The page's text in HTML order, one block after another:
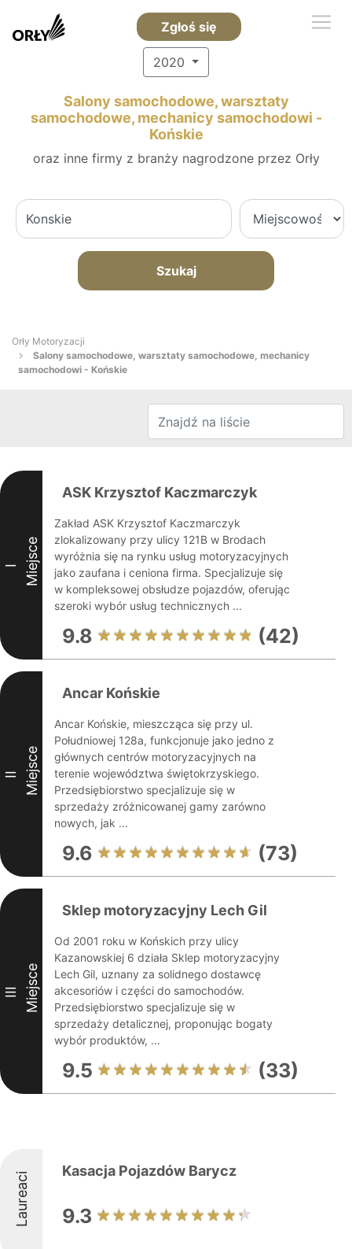
Zgłoś się
2020
Salony samochodowe, warsztaty
samochodowe, mechanicy samochodowi -
Końskie
oraz inne firmy z branży nagrodzone przez Orły
Szukaj
Orły Motoryzacji
Salony samochodowe, warsztaty samochodowe, mechanicy
samochodowi - Końskie
I Miejsce
ASK Krzysztof Kaczmarczyk
Zakład ASK Krzysztof Kaczmarczyk
zlokalizowany przy ulicy 121B w Brodach
wyróżnia się na rynku usług motoryzacyjnych
jako zaufana i ceniona firma. Specjalizuje się
w kompleksowej obsłudze pojazdów, oferując
szeroki wybór usług technicznych ...
9.8 (42)
II Miejsce
Ancar Końskie
Ancar Końskie, mieszcząca się przy ul.
Południowej 128a, funkcjonuje jako jedno z
głównych centrów motoryzacyjnych na
terenie województwa świętokrzyskiego.
Przedsiębiorstwo specjalizuje się w
sprzedaży zróżnicowanej gamy zarówno
nowych, jak ...
9.6 (73)
III Miejsce
Sklep motoryzacyjny Lech Gil
Od 2001 roku w Końskich przy ulicy
Kazanowskiej 6 działa Sklep motoryzacyjny
Lech Gil, uznany za solidnego dostawcę
akcesoriów i części do samochodów.
Przedsiębiorstwo specjalizuje się w
sprzedaży detalicznej, proponując bogaty
wybór produktów, ...
9.5 (33)
Laureaci Kasacja Pojazdów Barycz
9.3